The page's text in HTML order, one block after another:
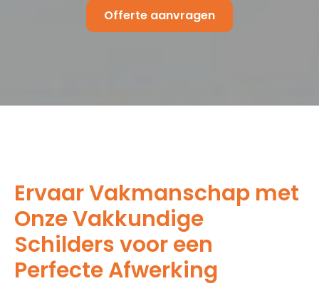
Offerte aanvragen
Ervaar Vakmanschap met
Onze Vakkundige
Schilders voor een
Perfecte Afwerking